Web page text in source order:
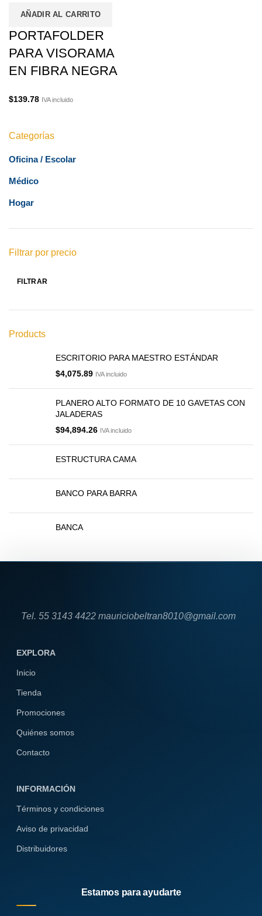
Categorías
Oficina / Escolar
Médico
Hogar
Filtrar por precio
FILTRAR
Products
ESCRITORIO PARA MAESTRO ESTÁNDAR
$4,075.89 IVA incluido
PLANERO ALTO FORMATO DE 10 GAVETAS CON
JALADERAS
$94,894.26 IVA incluido
ESTRUCTURA CAMA
BANCO PARA BARRA
BANCA
AÑADIR AL CARRITO
PORTAFOLDER
PARA VISORAMA
EN FIBRA NEGRA
$139.78 IVA incluido
Tel. 55 3143 4422 mauriciobeltran8010@gmail.com
EXPLORA
Inicio
Tienda
Promociones
Quiénes somos
Contacto
INFORMACIÓN
Términos y condiciones
Aviso de privacidad
Distribuidores
Estamos para ayudarte